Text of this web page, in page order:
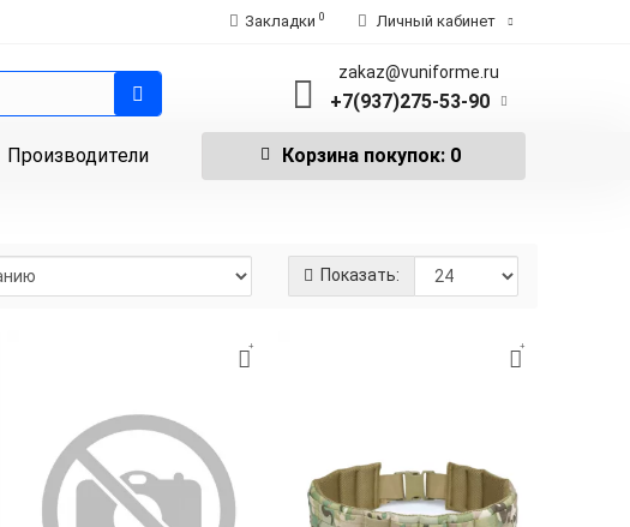
Закладки 0 Личный кабинет
zakaz@vuniforme.ru
+7(937)275-53-90
Производители Корзина покупок: 0
Показать: